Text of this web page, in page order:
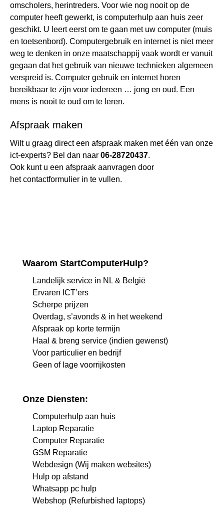
omscholers, herintreders. Voor wie nog nooit op de
computer heeft gewerkt, is computerhulp aan huis zeer
geschikt. U leert eerst om te gaan met uw computer (muis
en toetsenbord). Computergebruik en internet is niet meer
weg te denken in onze maatschappij vaak wordt er vanuit
gegaan dat het gebruik van nieuwe technieken algemeen
verspreid is. Computer gebruik en internet horen
bereikbaar te zijn voor iedereen … jong en oud. Een
mens is nooit te oud om te leren.
Afspraak maken
Wilt u graag direct een afspraak maken met één van onze
ict-experts? Bel dan naar 06-28720437.
Ook kunt u een afspraak aanvragen door
hetcontactformulier in te vullen.
Waarom StartComputerHulp?
Landelijk service in NL & België
Ervaren ICT’ers
Scherpe prijzen
Overdag, s’avonds & in het weekend
Afspraak op korte termijn
Haal & breng service (indien gewenst)
Voor particulier en bedrijf
Geen of lage voorrijkosten
Onze Diensten:
Computerhulp aan huis
Laptop Reparatie
Computer Reparatie
GSM Reparatie
Webdesign (Wij maken websites)
Hulp op afstand
Whatsapp pc hulp
Webshop (Refurbished laptops)